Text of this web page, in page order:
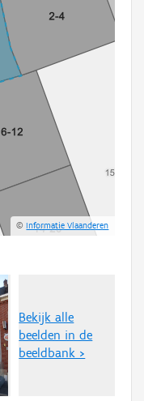
©Informatie Vlaanderen
Bekijk alle
beelden in de
beeldbank >